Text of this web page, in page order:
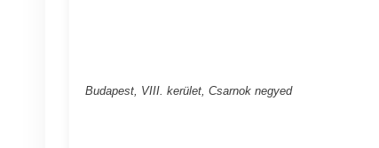
Budapest, VIII. kerület, Csarnok negyed